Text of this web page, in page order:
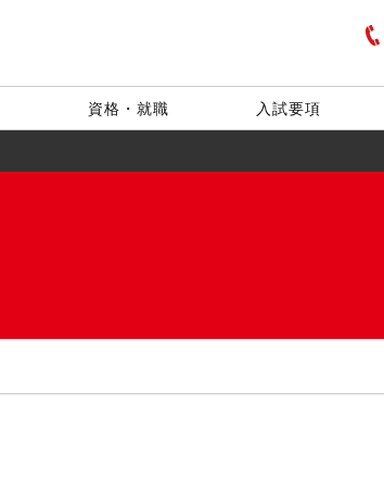
資格・就職 入試要項